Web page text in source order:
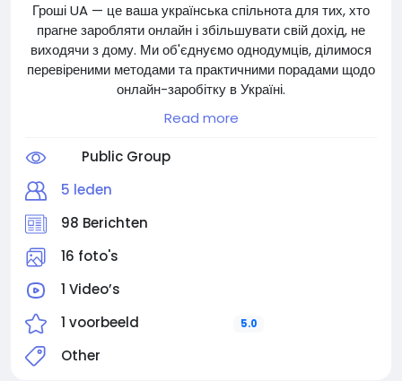
Гроші UA — це ваша українська спільнота для тих, хто
прагне заробляти онлайн і збільшувати свій дохід, не
виходячи з дому. Ми об'єднуємо однодумців, ділимося
перевіреними методами та практичними порадами щодо
онлайн-заробітку в Україні.
Незалежно від того, чи ви новачок, який шукає
додатковий дохід, чи досвідчений фрілансер, що прагне
розширити свої горизонти, Гроші UA допоможе вам
досягти фінансової свободи в онлайн-світі.
Приєднуйтесь, діліться своїм досвідом та заробляйте
Read more
Public Group
5 leden
98 Berichten
16 foto's
1 Video’s
1 voorbeeld
5.0
Other